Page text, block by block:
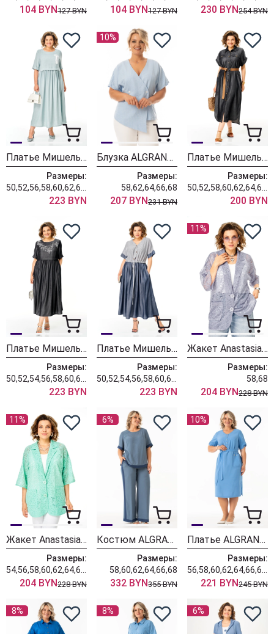
104 BYN127 BYN 104 BYN127 BYN 230 BYN254 BYN
Платье Мишель Шик 2132-2 нежно-голубой
Размеры:
223 BYN
10%
Блузка ALGRANDA (Новелла Шарм) 4159-8
Размеры:
58,62,64,66,68
207 BYN231 BYN
Платье Мишель Шик 993-3 мокрый асфальт
Размеры:
200 BYN
Платье Мишель Шик 2132-2 мокрый асфальт
Размеры:
223 BYN
Платье Мишель Шик 2181 легкий деним
Размеры:
223 BYN
11%
Жакет Anastasia 1190 серого-голубой
Размеры:
58,68
204 BYN228 BYN
11%
Жакет Anastasia 1190 мята
Размеры:
204 BYN228 BYN
6%
Костюм ALGRANDA (Новелла Шарм) 4167
Размеры:
58,60,62,64,66,68
332 BYN355 BYN
10%
Платье ALGRANDA (Новелла Шарм) 4165
Размеры:
221 BYN245 BYN
8% 8% 6%